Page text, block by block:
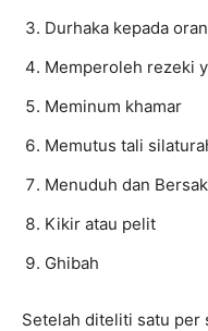
Durhaka kepada
Memperoleh rezeki
Meminum khamar
Memutus tali
Menuduh dan
Kikir atau pelit
Ghibah
Setelah diteliti satu per